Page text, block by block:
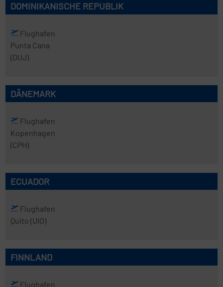
DOMINIKANISCHE REPUBLIK
Flughafen
Punta Cana
(DUJ)
DÄNEMARK
Flughafen
Kopenhagen
(CPH)
ECUADOR
Flughafen
Quito (UIO)
FINNLAND
Flughafen